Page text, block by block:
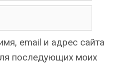
email и адрес сайта
последующих моих